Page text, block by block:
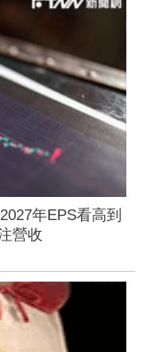
年EPS看高到
營收